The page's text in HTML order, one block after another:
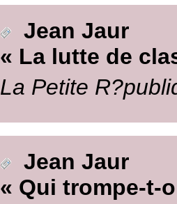
Jean Jaur
« La lutte de
La Petite
Jean Jaur
« Qui trompe-t-